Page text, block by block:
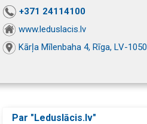
+371 24114100
www.leduslacis.lv
Kārļa Mīlenbaha 4, Rīga, LV-1050
Par "Leduslācis.lv"